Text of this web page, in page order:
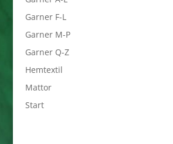
Garner F-L
Garner M-P
Garner Q-Z
Hemtextil
Mattor
Start